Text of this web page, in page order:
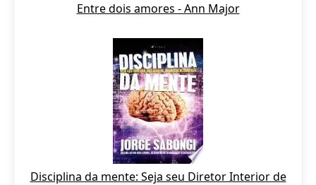
Entre dois amores - Ann Major
Disciplina da mente: Seja seu Diretor Interior de